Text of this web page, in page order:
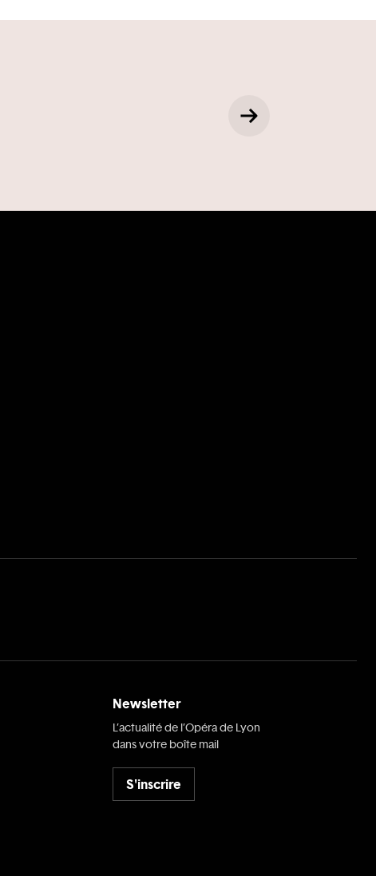
Newsletter
L’actualité de l’Opéra de Lyon
dans votre boîte mail
S'inscrire